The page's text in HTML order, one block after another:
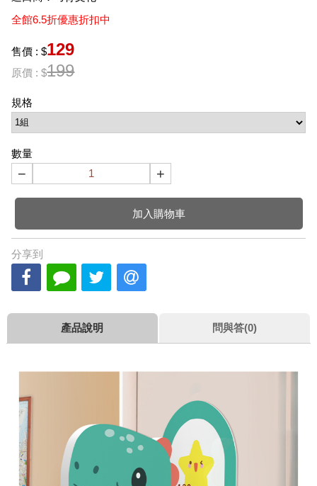
全館6.5折優惠折扣中
售價 : $129
原價 : $199
規格
數量
− +
加入購物車
分享到
產品說明 問與答(0)